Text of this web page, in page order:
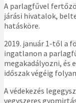
A parlagfűvel
járási hivatalok,
hatásköre.
2019. január 1-től a
ingatlanon a
megakadályozni, és
időszak végéig
A védekezés
vegyszeres